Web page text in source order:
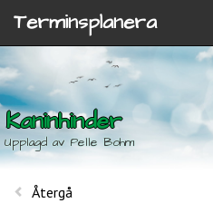
Terminsplanera
Kaninhinder
Upplagd av Pelle Bohm
Återgå